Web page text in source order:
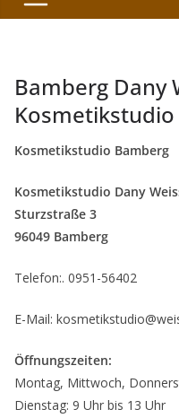
Bamberg Dany
Kosmetikstudio
Kosmetikstudio Bamberg
Kosmetikstudio Dany
Sturzstraße 3
96049 Bamberg
Telefon:. 0951-56402
E-Mail:
Öffnungszeiten:
Montag, Mittwoch,
Dienstag: 9 Uhr bis 13 Uhr